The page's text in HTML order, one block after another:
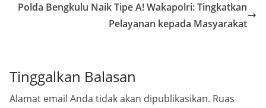
Polda Bengkulu Naik Tipe A! Wakapolri: Tingkatkan
Pelayanan kepada Masyarakat
Tinggalkan Balasan
Alamat email Anda tidak akan dipublikasikan. Ruas